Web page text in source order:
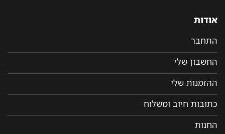
אודות
התחבר
החשבון שלי
ההזמנות שלי
כתובות חיוב ומשלוח
החנות